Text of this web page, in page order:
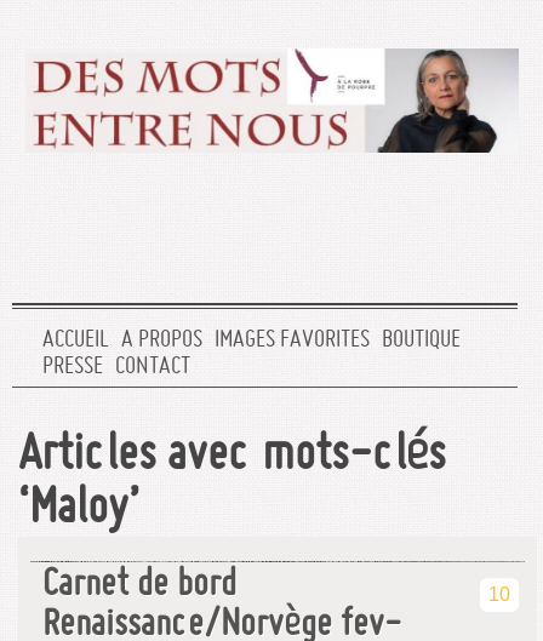
ACCUEIL A PROPOS IMAGES FAVORITES BOUTIQUE
PRESSE CONTACT
Articles avec mots-clés
‘Maloy’
Carnet de bord
Renaissance/Norvège fev-
10